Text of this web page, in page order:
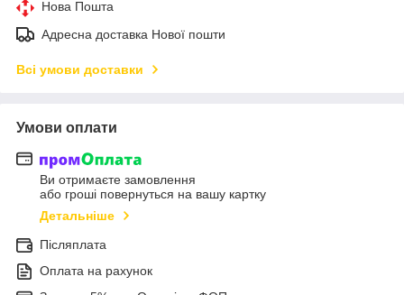
Нова Пошта
Адресна доставка Нової пошти
Всі умови доставки
Умови оплати
Ви отримаєте замовлення
або гроші повернуться на вашу картку
Детальніше
Післяплата
Оплата на рахунок